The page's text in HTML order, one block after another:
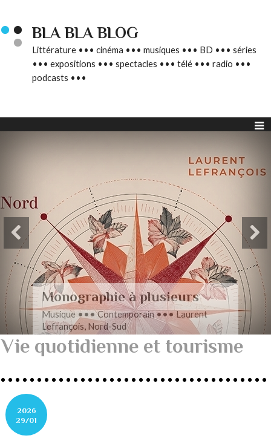
BLA BLA BLOG
Littérature ••• cinéma ••• musiques ••• BD ••• séries
••• expositions ••• spectacles ••• télé ••• radio •••
podcasts •••
Romance en musique
Musique ••• Contemporain ••• Nathan
Henninger, Romanza pour cordes
Vie quotidienne et tourisme
2026
29/01